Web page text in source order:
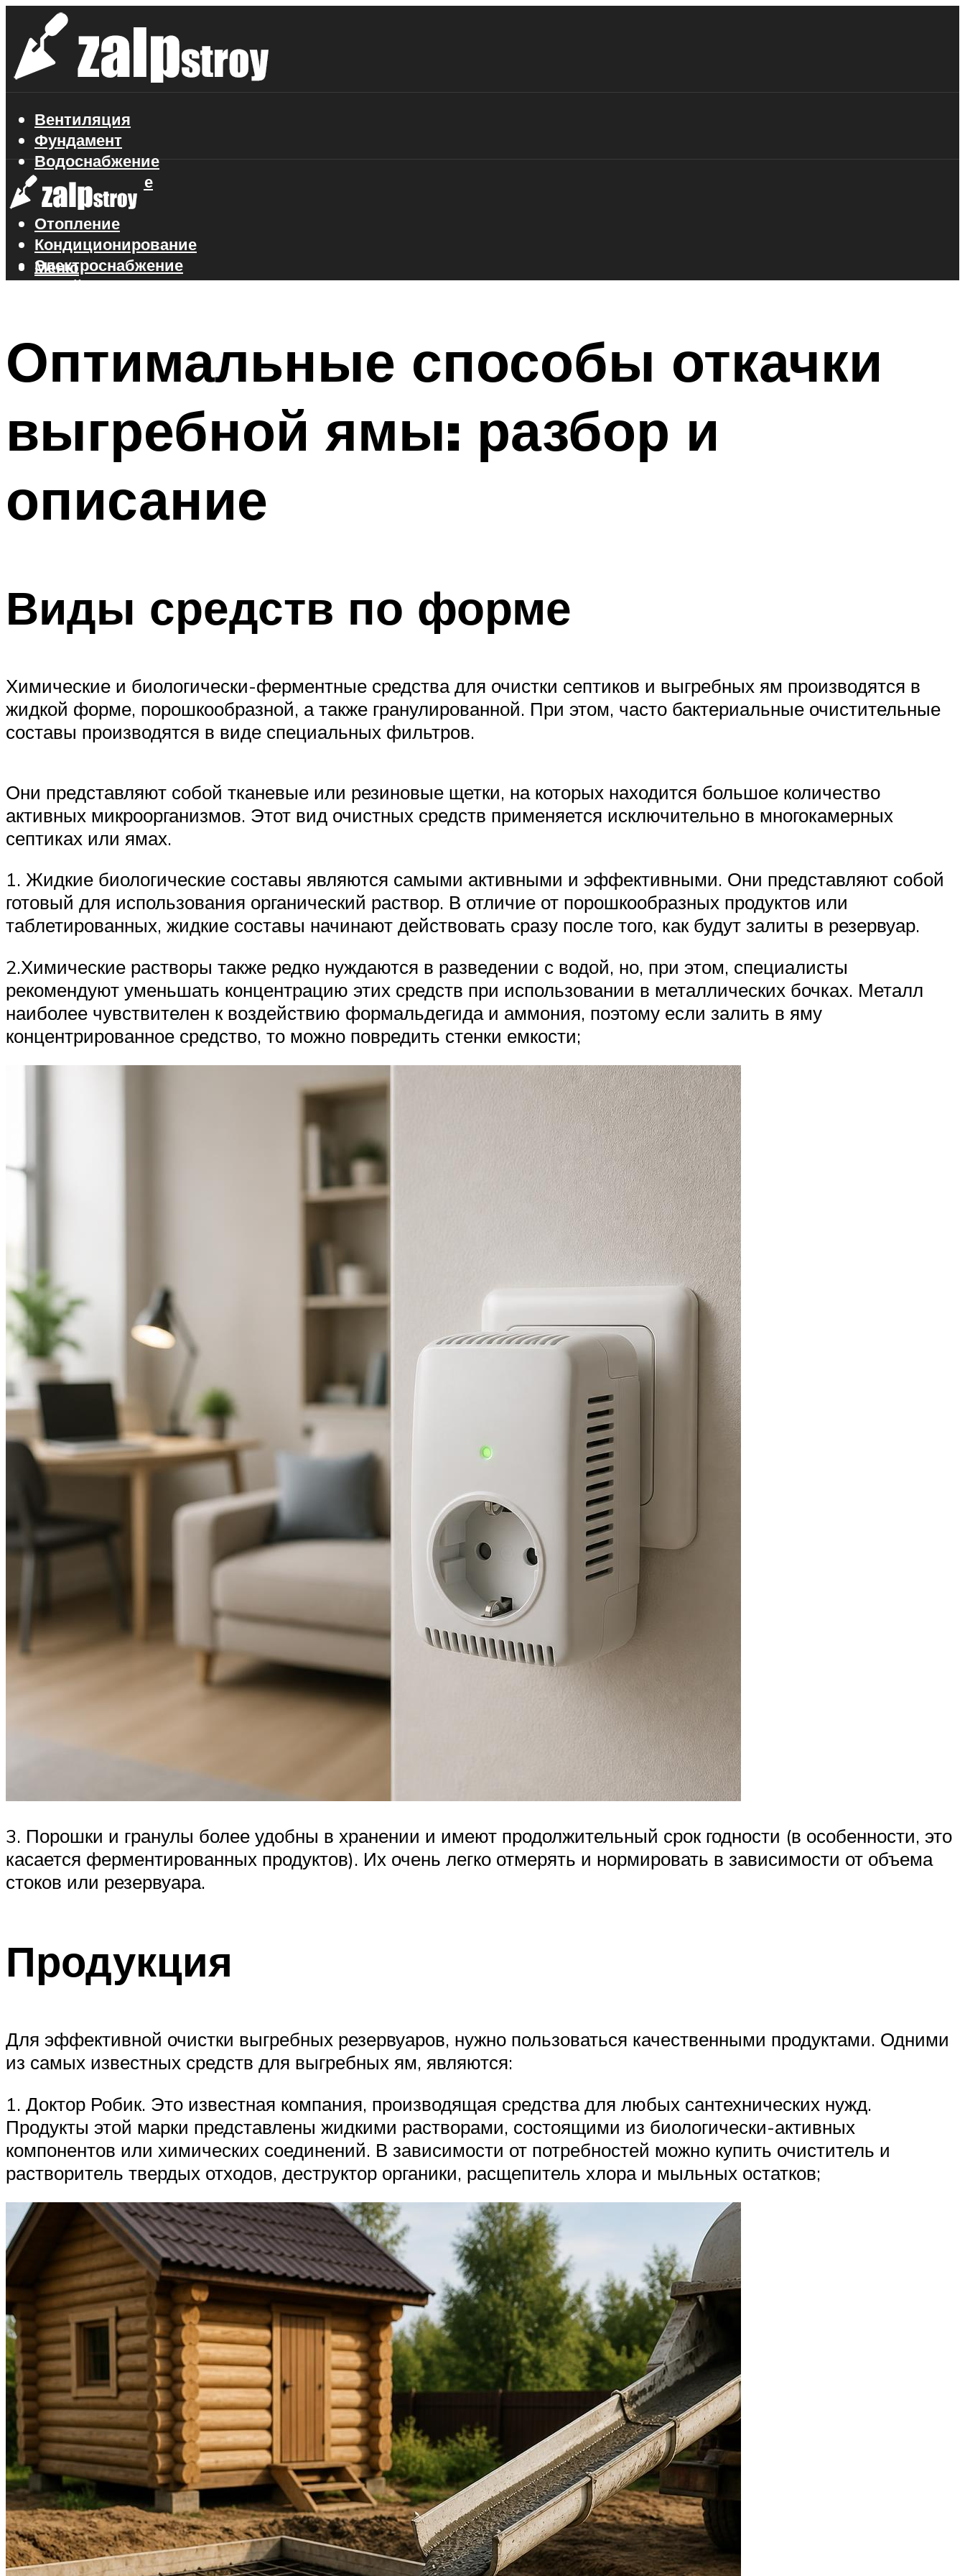
Вентиляция
Фундамент
Водоснабжение
Газоснабжение
Канализация
Отопление
Кондиционирование
Электроснабжение
Стройматериалы
Меню
Оптимальные способы откачки
выгребной ямы: разбор и
описание
Виды средств по форме
Химические и биологически-ферментные средства для очистки септиков и выгребных ям производятся в
жидкой форме, порошкообразной, а также гранулированной. При этом, часто бактериальные очистительные
составы производятся в виде специальных фильтров.
Они представляют собой тканевые или резиновые щетки, на которых находится большое количество
активных микроорганизмов. Этот вид очистных средств применяется исключительно в многокамерных
септиках или ямах.
1. Жидкие биологические составы являются самыми активными и эффективными. Они представляют собой
готовый для использования органический раствор. В отличие от порошкообразных продуктов или
таблетированных, жидкие составы начинают действовать сразу после того, как будут залиты в резервуар.
2.Химические растворы также редко нуждаются в разведении с водой, но, при этом, специалисты
рекомендуют уменьшать концентрацию этих средств при использовании в металлических бочках. Металл
наиболее чувствителен к воздействию формальдегида и аммония, поэтому если залить в яму
концентрированное средство, то можно повредить стенки емкости;
3. Порошки и гранулы более удобны в хранении и имеют продолжительный срок годности (в особенности, это
касается ферментированных продуктов). Их очень легко отмерять и нормировать в зависимости от объема
стоков или резервуара.
Продукция
Для эффективной очистки выгребных резервуаров, нужно пользоваться качественными продуктами. Одними
из самых известных средств для выгребных ям, являются:
1. Доктор Робик. Это известная компания, производящая средства для любых сантехнических нужд.
Продукты этой марки представлены жидкими растворами, состоящими из биологически-активных
компонентов или химических соединений. В зависимости от потребностей можно купить очиститель и
растворитель твердых отходов, деструктор органики, расщепитель хлора и мыльных остатков;